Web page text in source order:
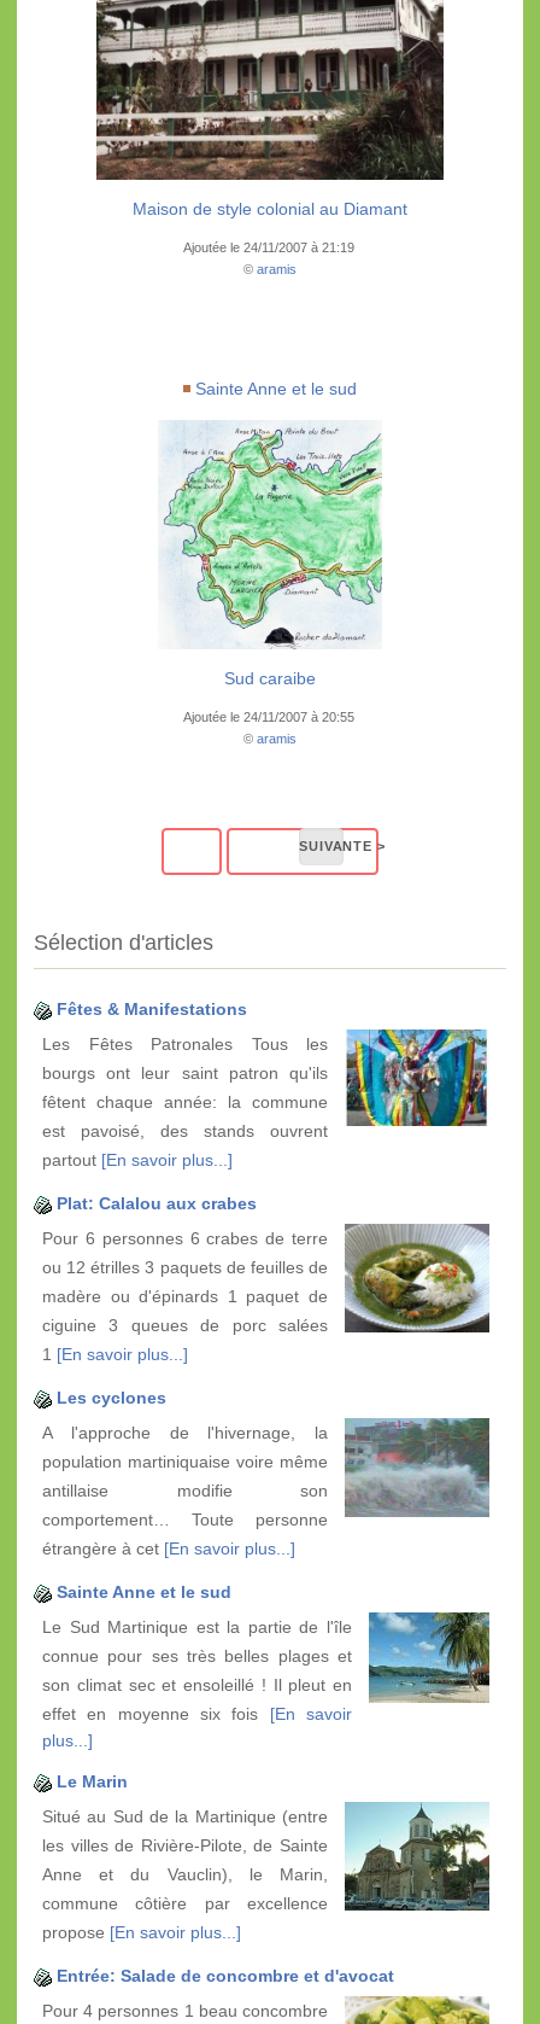
Maison de style colonial au Diamant
Ajoutée le 24/11/2007 à 21:19
© aramis
Sainte Anne et le sud
Sud caraibe
Ajoutée le 24/11/2007 à 20:55
© aramis
Sélection d'articles
Fêtes & Manifestations
Les Fêtes Patronales Tous les
bourgs ont leur saint patron qu'ils
fêtent chaque année: la commune
est pavoisé, des stands ouvrent
partout [En savoir plus...]
Plat: Calalou aux crabes
Pour 6 personnes 6 crabes de terre
ou 12 étrilles 3 paquets de feuilles de
madère ou d'épinards 1 paquet de
ciguine 3 queues de porc salées
1 [En savoir plus...]
Les cyclones
A l'approche de l'hivernage, la
population martiniquaise voire même
antillaise modifie son
comportement… Toute personne
étrangère à cet [En savoir plus...]
Sainte Anne et le sud
Le Sud Martinique est la partie de l'île
connue pour ses très belles plages et
son climat sec et ensoleillé ! Il pleut en
effet en moyenne six fois [En savoir
plus...]
Le Marin
Situé au Sud de la Martinique (entre
les villes de Rivière-Pilote, de Sainte
Anne et du Vauclin), le Marin,
commune côtière par excellence
propose [En savoir plus...]
Entrée: Salade de concombre et d'avocat
Pour 4 personnes 1 beau concombre